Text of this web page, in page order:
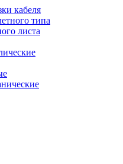
кабеля
типа
листа